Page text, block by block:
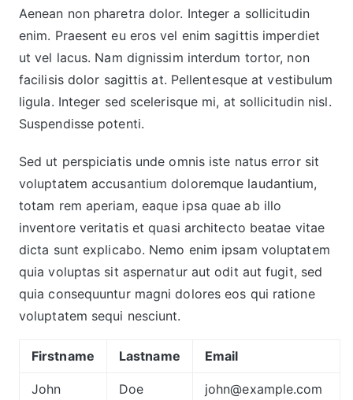
Aenean non pharetra dolor. Integer a sollicitudin
enim. Praesent eu eros vel enim sagittis imperdiet
ut vel lacus. Nam dignissim interdum tortor, non
facilisis dolor sagittis at. Pellentesque at vestibulum
ligula. Integer sed scelerisque mi, at sollicitudin nisl.
Suspendisse potenti.
Sed ut perspiciatis unde omnis iste natus error sit
voluptatem accusantium doloremque laudantium,
totam rem aperiam, eaque ipsa quae ab illo
inventore veritatis et quasi architecto beatae vitae
dicta sunt explicabo. Nemo enim ipsam voluptatem
quia voluptas sit aspernatur aut odit aut fugit, sed
quia consequuntur magni dolores eos qui ratione
voluptatem sequi nesciunt.
Firstname Lastname Email
John Doe john@example.com